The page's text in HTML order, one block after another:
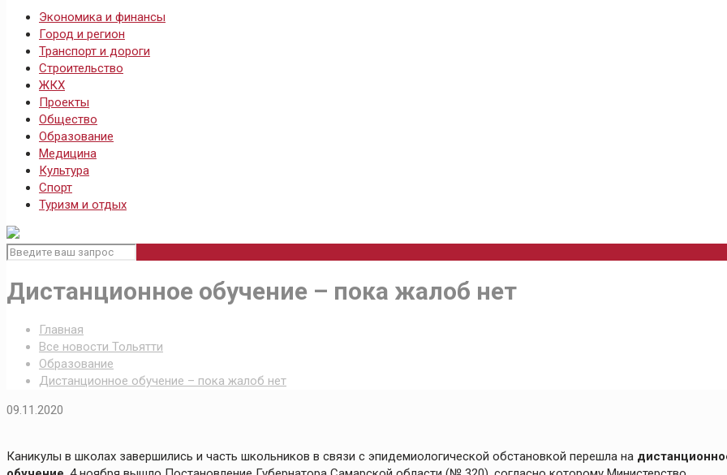
Экономика и финансы
Город и регион
Транспорт и дороги
Строительство
ЖКХ
Проекты
Общество
Образование
Медицина
Культура
Спорт
Туризм и отдых
Дистанционное обучение – пока жалоб нет
Главная
Все новости Тольятти
Образование
Дистанционное обучение – пока жалоб нет
09.11.2020
Каникулы в школах завершились и часть школьников в связи с эпидемиологической обстановкой перешла на